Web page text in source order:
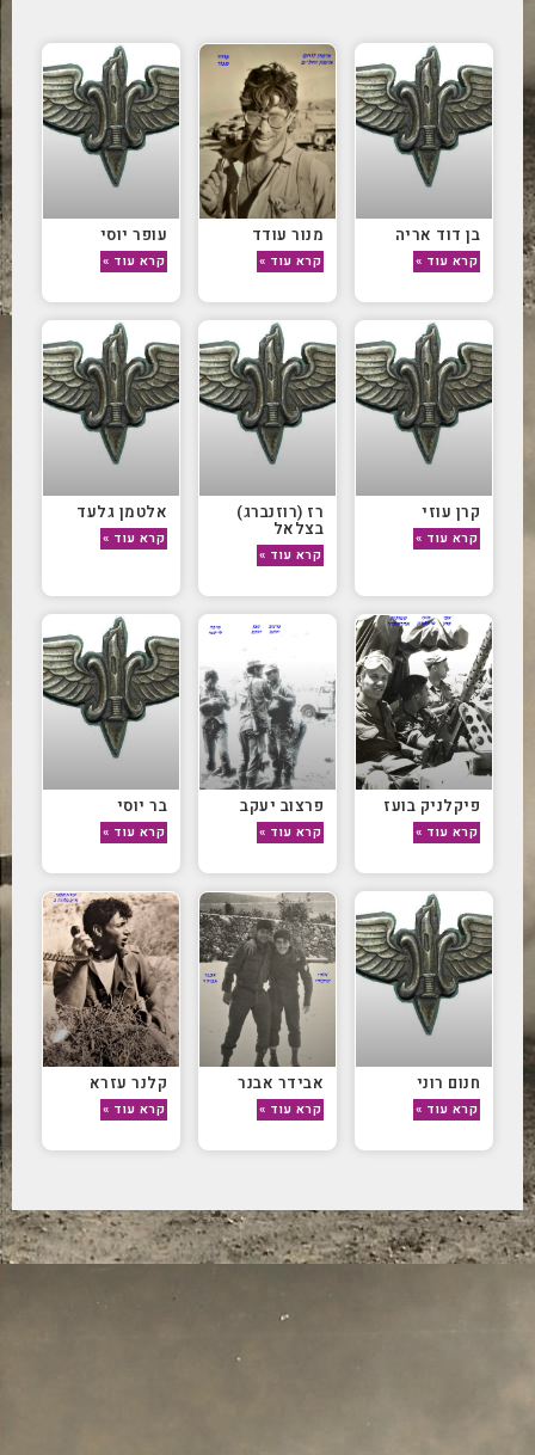
בן דוד אריה
קרא עוד »
מנור עודד
קרא עוד »
עופר יוסי
קרא עוד »
קרן עוזי
קרא עוד »
רז (רוזנברג)
בצלאל
קרא עוד »
אלטמן גלעד
קרא עוד »
פיקלניק בועז
קרא עוד »
פרצוב יעקב
קרא עוד »
בר יוסי
קרא עוד »
חנום רוני
קרא עוד »
אבידר אבנר
קרא עוד »
קלנר עזרא
קרא עוד »